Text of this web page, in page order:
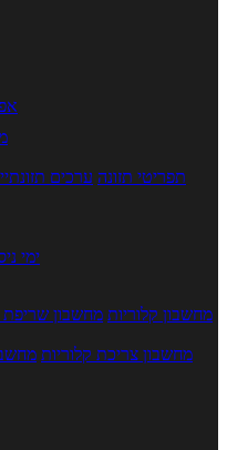
תפריטי תזונה ערכים
5 ימי
מחשבון קלוריות מחשבון שריפת
מחשבון צריכת קלוריות